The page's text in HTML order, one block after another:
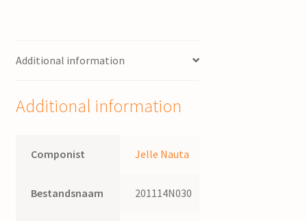
/
Nauta
Additional information
Additional information
Componist Jelle Nauta
Bestandsnaam 201114N030